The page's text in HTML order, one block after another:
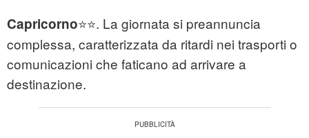
Capricorno⭐⭐. La giornata si preannuncia
complessa, caratterizzata da ritardi nei trasporti o
comunicazioni che faticano ad arrivare a
destinazione.